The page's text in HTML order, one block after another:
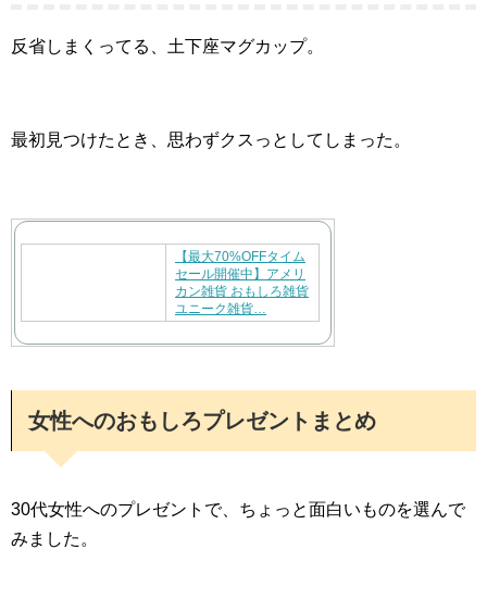
反省しまくってる、土下座マグカップ。
最初見つけたとき、思わずクスっとしてしまった。
【最大70%OFFタイム
セール開催中】アメリ
カン雑貨 おもしろ雑貨
ユニーク雑貨…
女性へのおもしろプレゼントまとめ
30代女性へのプレゼントで、ちょっと面白いものを選んで
みました。